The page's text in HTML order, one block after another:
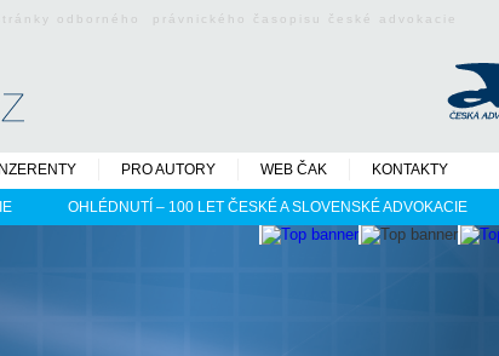
odborného právnického časopisu české advokacie
OHLÉDNUTÍ – 100 LET ČESKÉ A SLOVENSKÉ ADVOKACIE
PRO AUTORY WEB ČAK KONTAKTY